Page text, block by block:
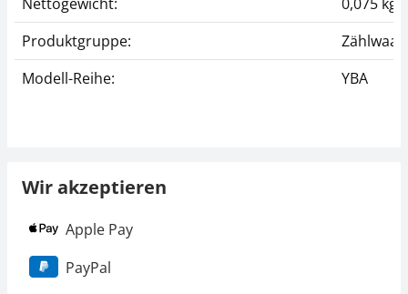
Produktgruppe:
Modell-Reihe:
YBA
Wir akzeptieren
Apple Pay
PayPal